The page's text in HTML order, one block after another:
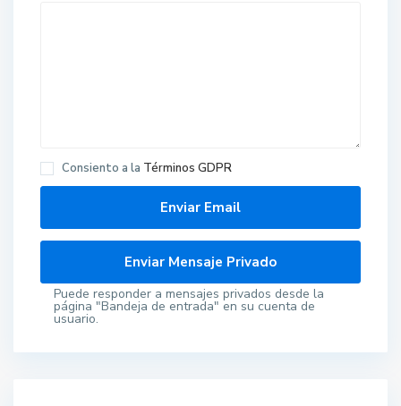
Consiento a la Términos GDPR
Puede responder a mensajes privados desde la
página "Bandeja de entrada" en su cuenta de
usuario.